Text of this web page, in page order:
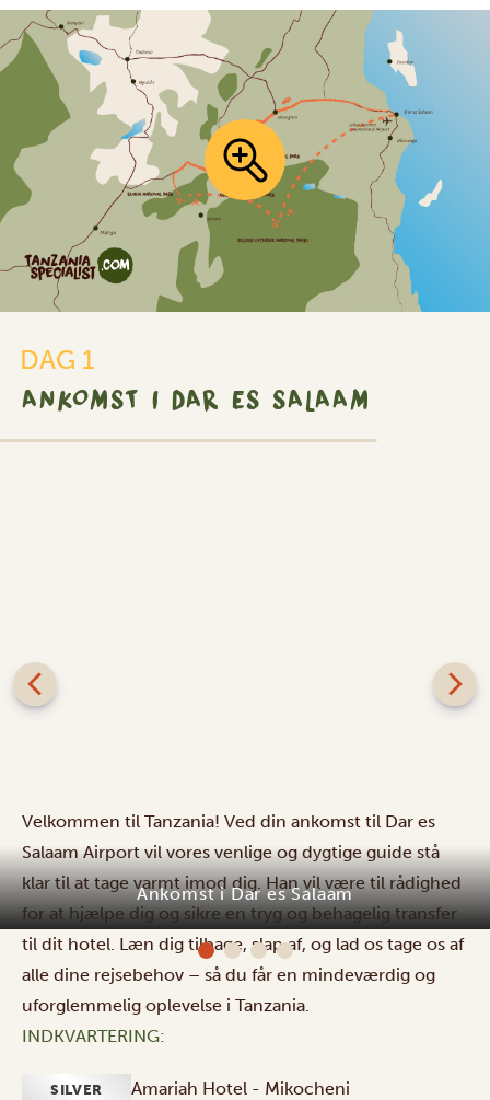
DAG 1
ANKOMST I DAR ES SALAAM
Ankomst i Dar es Salaam
Velkommen til Tanzania! Ved din ankomst til Dar es
Salaam Airport vil vores venlige og dygtige guide stå
klar til at tage varmt imod dig. Han vil være til rådighed
for at hjælpe dig og sikre en tryg og behagelig transfer
til dit hotel. Læn dig tilbage, slap af, og lad os tage os af
alle dine rejsebehov – så du får en mindeværdig og
uforglemmelig oplevelse i Tanzania.
INDKVARTERING:
SILVER Amariah Hotel - Mikocheni